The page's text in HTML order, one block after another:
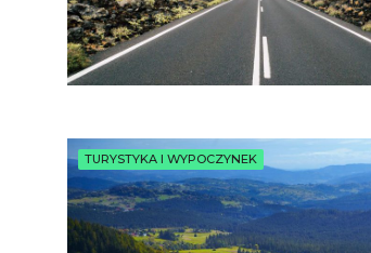
TURYSTYKA I WYPOCZYNEK